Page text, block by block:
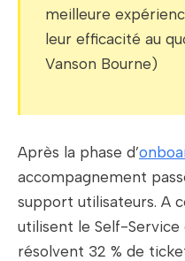
meilleure
leur efficacité au
Vanson Bourne)
Après la phase d’
accompagnement
support utilisateurs. A
utilisent le Self-
résolvent 32 % de